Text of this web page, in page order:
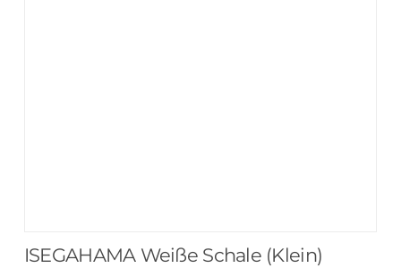
ISEGAHAMA Weiße Schale (Klein)